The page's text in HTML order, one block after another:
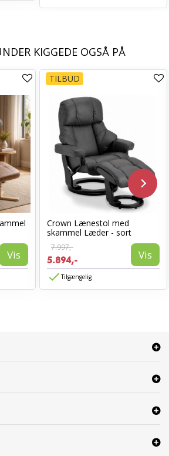
KIGGEDE OGSÅ PÅ
Vis
TILBUD
Crown Lænestol med
skammel Læder - sort
7.997,-
5.894,- Vis
Tilgængelig